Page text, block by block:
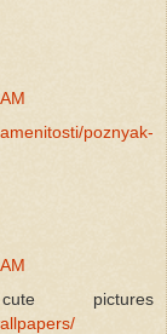
poznyak-
pictures